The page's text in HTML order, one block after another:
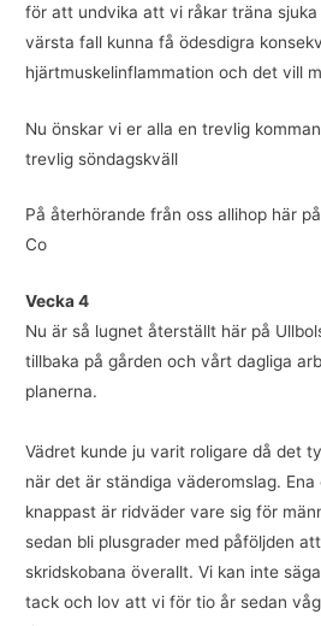
för att undvika att vi råkar träna
värsta fall kunna få ödesdigra
hjärtmuskelinflammation och det vill
Nu önskar vi er alla en trevlig
trevlig söndagskväll
​​​​​​​På återhörande från oss allihop här
Co
Vecka 4
Nu är så lugnet återställt här på
tillbaka på gården och vårt dagliga
planerna.
Vädret kunde ju varit roligare då det
när det är ständiga väderomslag.
knappast är ridväder vare sig för
sedan bli plusgrader med påföljden
skridskobana överallt. Vi kan inte
tack och lov att vi för tio år sedan